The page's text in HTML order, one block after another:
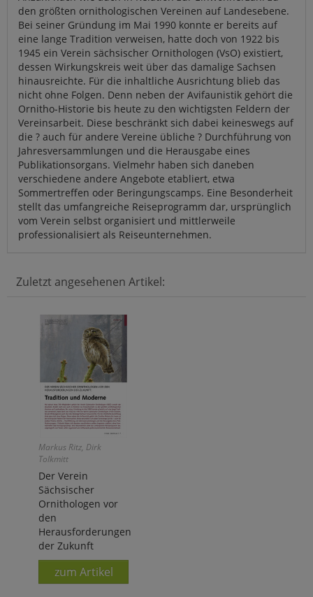
den größten ornithologischen Vereinen auf Landesebene.
Bei seiner Gründung im Mai 1990 konnte er bereits auf
eine lange Tradition verweisen, hatte doch von 1922 bis
1945 ein Verein sächsischer Ornithologen (VsO) existiert,
dessen Wirkungskreis weit über das damalige Sachsen
hinausreichte. Für die inhaltliche Ausrichtung blieb das
nicht ohne Folgen. Denn neben der Avifaunistik gehört die
Ornitho-Historie bis heute zu den wichtigsten Feldern der
Vereinsarbeit. Diese beschränkt sich dabei keineswegs auf
die ? auch für andere Vereine übliche ? Durchführung von
Jahresversammlungen und die Herausgabe eines
Publikationsorgans. Vielmehr haben sich daneben
verschiedene andere Angebote etabliert, etwa
Sommertreffen oder Beringungscamps. Eine Besonderheit
stellt das umfangreiche Reiseprogramm dar, ursprünglich
vom Verein selbst organisiert und mittlerweile
professionalisiert als Reiseunternehmen.
Zuletzt angesehenen Artikel:
Markus Ritz, Dirk
Tolkmitt
Der Verein
Sächsischer
Ornithologen vor
den
Herausforderungen
der Zukunft
zum Artikel